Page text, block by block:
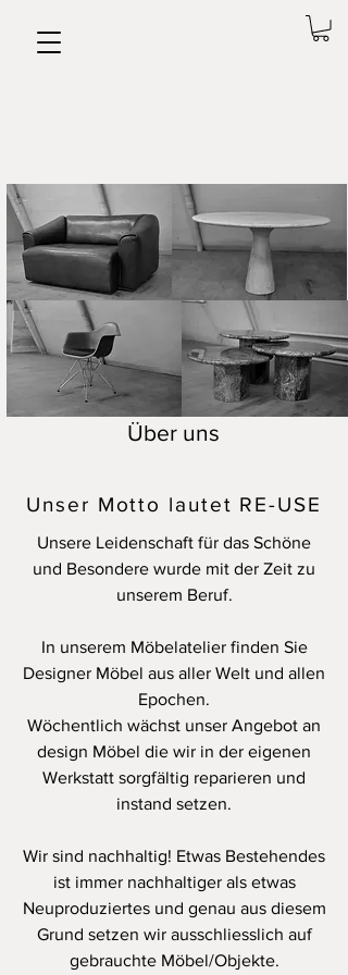
Über uns
Unser Motto lautet RE-USE
Unsere Leidenschaft für das Schöne
und Besondere wurde mit der Zeit zu
unserem Beruf.
In unserem Möbelatelier finden Sie
Designer Möbel aus aller Welt und allen
Epochen.
Wöchentlich wächst unser Angebot an
design Möbel die wir in der eigenen
Werkstatt sorgfältig reparieren und
instand setzen.
Wir sind nachhaltig! Etwas Bestehendes
ist immer nachhaltiger als etwas
Neuproduziertes und genau aus diesem
Grund setzen wir ausschliesslich auf
gebrauchte Möbel/Objekte.